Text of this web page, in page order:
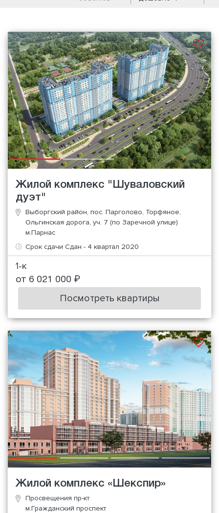
Жилой комплекс "Шуваловский
дуэт"
Выборгский район, пос. Парголово, Торфяное,
Ольгинская дорога, уч. 7 (по Заречной улице)
м.Парнас
Срок сдачи Сдан - 4 квартал 2020
1-к
от 6 021 000 ₽
Посмотреть квартиры
Жилой комплекс «Шекспир»
Просвещения пр-кт
м.Гражданский проспект